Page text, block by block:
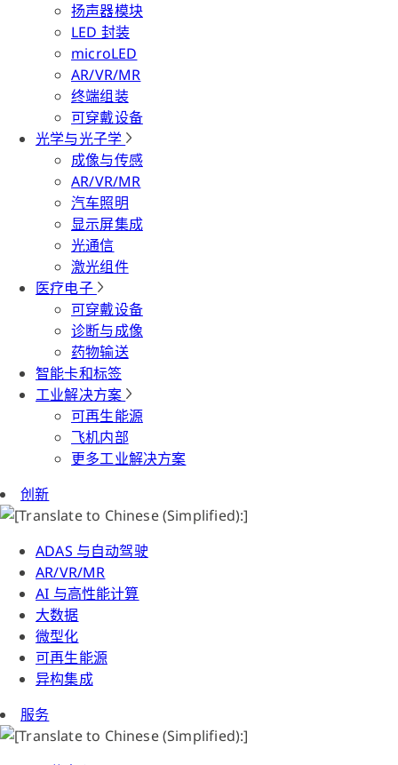
扬声器模块
LED 封装
microLED
AR/VR/MR
终端组装
可穿戴设备
光学与光子学
成像与传感
AR/VR/MR
汽车照明
显示屏集成
光通信
激光组件
医疗电子
可穿戴设备
诊断与成像
药物输送
智能卡和标签
工业解决方案
可再生能源
飞机内部
更多工业解决方案
创新
ADAS 与自动驾驶
AR/VR/MR
AI 与高性能计算
大数据
微型化
可再生能源
异构集成
服务